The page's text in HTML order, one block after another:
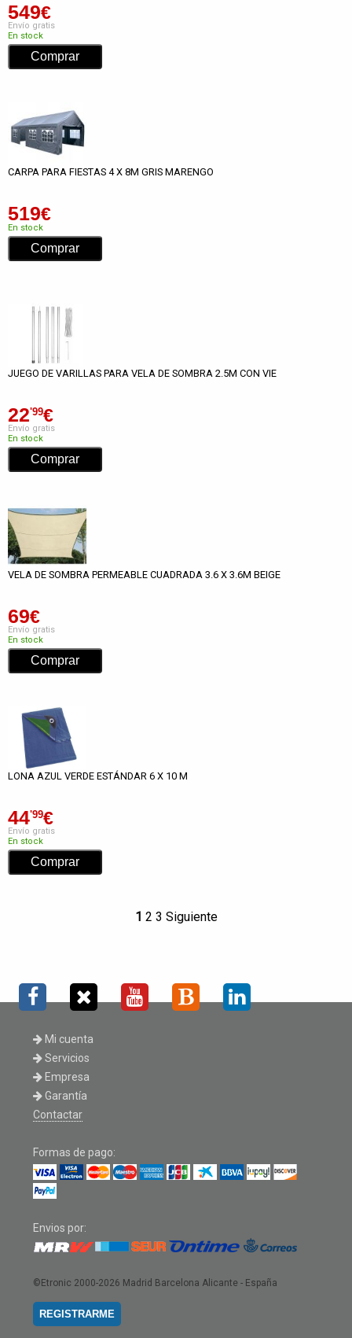
549€
Envío gratis
En stock
CARPA PARA FIESTAS 4 X 8M GRIS MARENGO
519€
En stock
JUEGO DE VARILLAS PARA VELA DE SOMBRA 2.5M CON VIE
22'99€
Envío gratis
En stock
VELA DE SOMBRA PERMEABLE CUADRADA 3.6 X 3.6M BEIGE
69€
Envío gratis
En stock
LONA AZUL VERDE ESTÁNDAR 6 X 10 M
44'99€
Envío gratis
En stock
1 2 3 Siguiente
Mi cuenta
Servicios
Empresa
Garantía
Contactar
Formas de pago:
Envios por:
©Etronic 2000-2026 Madrid Barcelona Alicante - España
REGISTRARME